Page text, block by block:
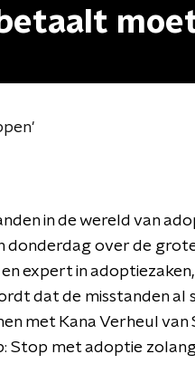
in de wereld van
donderdag over de
expert in
dat de misstanden al
met Kana Verheul
Stop met adoptie